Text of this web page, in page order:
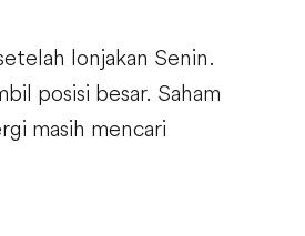
lonjakan Senin.
posisi besar. Saham
masih mencari